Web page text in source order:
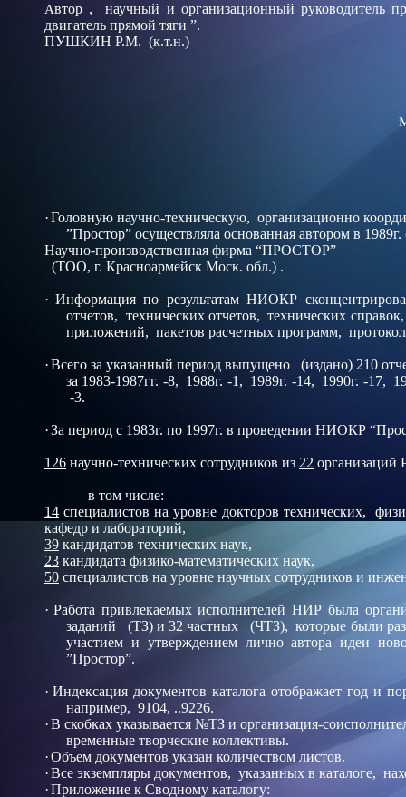
Автор , научный и организационный руководитель
двигатель прямой тяги ”.
ПУШКИН Р.М. (к.т.н.)
·Головную научно-техническую, организационно
”Простор” осуществляла основанная автором в
Научно-производственная фирма “ПРОСТОР”
(ТОО, г. Красноармейск Моск. обл.) .
· Информация по результатам НИОКР
отчетов, технических отчетов, технических
приложений, пакетов расчетных программ,
·Всего за указанный период выпущено (издано) 210
за 1983-1987гг. -8, 1988г. -1, 1989г. -14, 1990г. -17,
-3.
·За период с 1983г. по 1997г. в проведении НИОКР
126 научно-технических сотрудников из 22
в том числе:
14 специалистов на уровне докторов технических,
кафедр и лабораторий,
39 кандидатов технических наук,
23 кандидата физико-математических наук,
50 специалистов на уровне научных сотрудников и
· Работа привлекаемых исполнителей НИР была
заданий (ТЗ) и 32 частных (ЧТЗ), которые были
участием и утверждением лично автора идеи
”Простор”.
· Индексация документов каталога отображает год и
например, 9104, ..9226.
·В скобках указывается №ТЗ и организация-
временные творческие коллективы.
·Объем документов указан количеством листов.
·Все экземпляры документов, указанных в каталоге,
·Приложение к Сводному каталогу: